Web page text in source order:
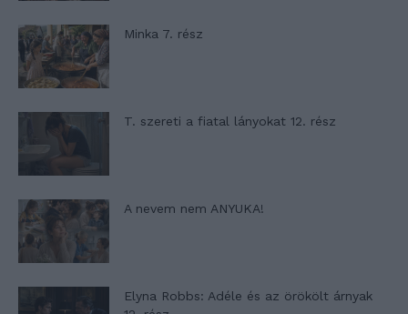
Minka 7. rész
T. szereti a fiatal lányokat 12. rész
A nevem nem ANYUKA!
Elyna Robbs: Adéle és az örökölt árnyak